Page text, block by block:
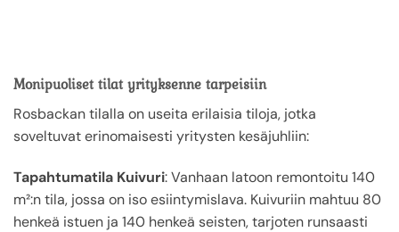
Monipuoliset tilat yrityksenne tarpeisiin
Rosbackan tilalla on useita erilaisia tiloja, jotka
soveltuvat erinomaisesti yritysten kesäjuhliin:
Tapahtumatila Kuivuri: Vanhaan latoon remontoitu 140
m²:n tila, jossa on iso esiintymislava. Kuivuriin mahtuu 80
henkeä istuen ja 140 henkeä seisten, tarjoten runsaasti